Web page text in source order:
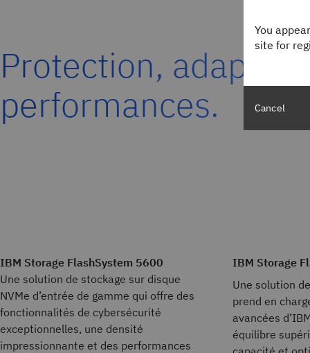
Protection,
performances.
IBM Storage FlashSystem 5600
Une solution de stockage sur disque
NVMe d’entrée de gamme qui offre des
fonctionnalités de cybersécurité
exceptionnelles, une densité
impressionnante et des performances
IBM Storage
Une solution
prend en
avancées
équilibre
You
site for
Cancel